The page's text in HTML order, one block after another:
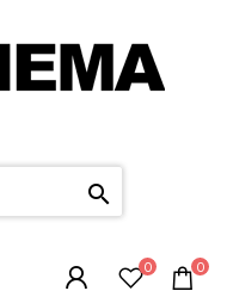
search
0 0